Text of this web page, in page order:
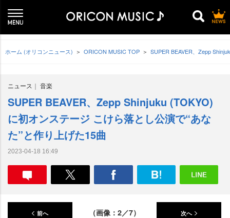
ホーム (オリコンニュース) ORICON MUSIC TOP SUPER BEAVER、Zepp
ニュース 音楽
SUPER BEAVER、Zepp Shinjuku (TOKYO)
に初オンステージ こけら落とし公演で“あな
た”と作り上げた15曲
2023-04-18 16:49
前へ （画像：2／7） 次へ